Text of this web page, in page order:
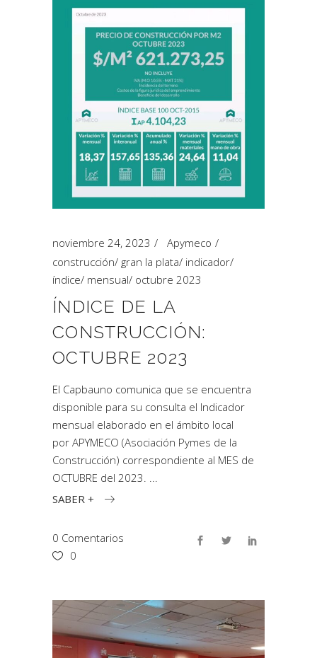
noviembre 24, 2023
Apymeco
construcción/ gran la plata/ indicador/
índice/ mensual/ octubre 2023
ÍNDICE DE LA
CONSTRUCCIÓN:
OCTUBRE 2023
El Capbauno comunica que se encuentra
disponible para su consulta el Indicador
mensual elaborado en el ámbito local
por APYMECO (Asociación Pymes de la
Construcción) correspondiente al MES de
OCTUBRE del 2023.
SABER +
0 Comentarios
0